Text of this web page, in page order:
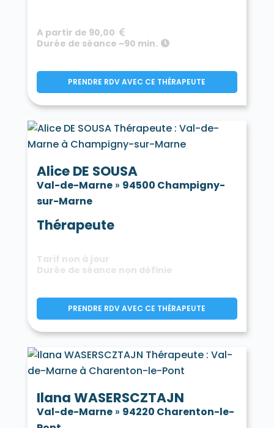
A partir de 90,00
Durée de séance ~90 min.
PRENDRE RDV AVEC CE THÉRAPEUTE
Alice DE SOUSA
Val-de-Marne» 94500 Champigny-
sur-Marne
Thérapeute
Tarif non à jour
Durée de séance non définie
PRENDRE RDV AVEC CE THÉRAPEUTE
Ilana WASERSCZTAJN
Val-de-Marne» 94220 Charenton-le-